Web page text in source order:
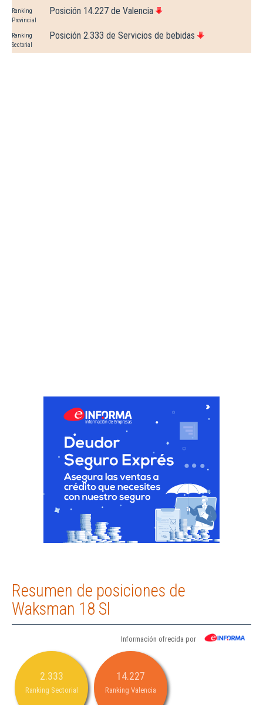
Ranking
Provincial
Posición 14.227 de Valencia
Ranking
Sectorial
Posición 2.333 de Servicios de bebidas
Resumen de posiciones de
Waksman 18 Sl
Información ofrecida por
2.333
Ranking Sectorial
14.227
Ranking Valencia